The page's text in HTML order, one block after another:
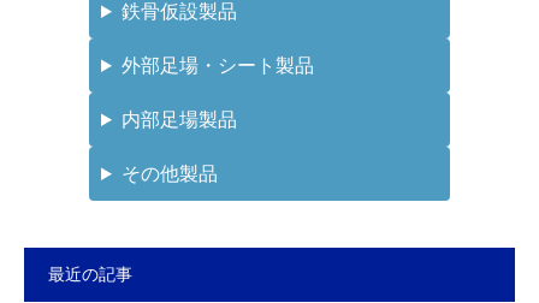
鉄骨仮設製品
外部足場・シート製品
内部足場製品
その他製品
最近の記事